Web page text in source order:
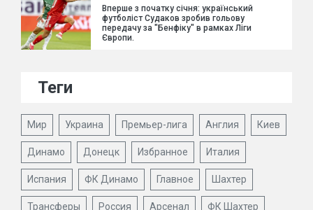
Вперше з початку січня: український
футболіст Судаков зробив гольову
передачу за "Бенфіку" в рамках Ліги
Європи.
Теги
Мир Украина Премьер-лига Англия Киев
Динамо Донецк Избранное Италия
Испания ФК Динамо Главное Шахтер
Трансферы Россия Арсенал ФК Шахтер